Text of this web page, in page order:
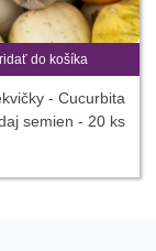
do košíka
- Cucurbita
semien - 20 ks